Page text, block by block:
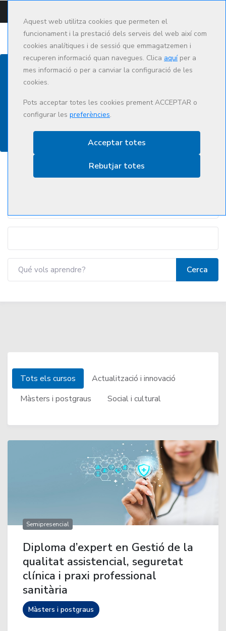
Aquest web utilitza cookies que permeten el
funcionament i la prestació dels serveis del web així com
cookies analítiques i de sessió que emmagatzemen i
recuperen informació quan navegues. Clica aquíper a
mes informació o per a canviar la configuració de les
cookies.
Pots acceptar totes les cookies prement ACCEPTAR o
configurar les preferències.
Acceptar totes
Rebutjar totes
Oferta formativa
Tots els cursos
Actualització i innovació
Màsters i postgraus
Social i cultural
Semipresencial
Diploma d’expert en Gestió de la
qualitat assistencial, seguretat
clínica i praxi professional
sanitària
Màsters i postgraus